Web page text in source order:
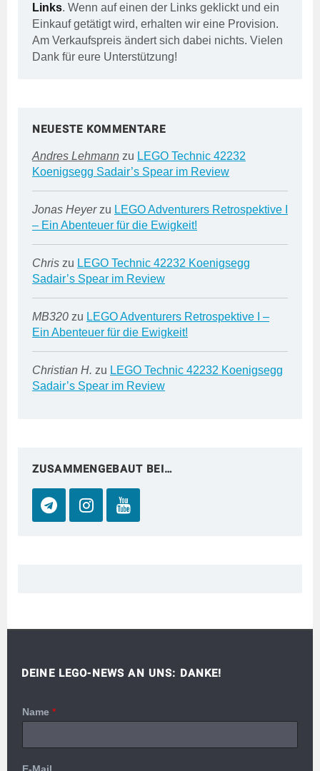
Links. Wenn auf einen der Links geklickt und ein
Einkauf getätigt wird, erhalten wir eine Provision.
Am Verkaufspreis ändert sich dabei nichts. Vielen
Dank für eure Unterstützung!
NEUESTE KOMMENTARE
Andres Lehmann zu LEGO Technic 42232
Koenigsegg Sadair’s Spear im Review
Jonas Heyerzu LEGO Adventurers Retrospektive I
– Ein Abenteuer für die Ewigkeit!
Chris zu LEGO Technic 42232 Koenigsegg
Sadair’s Spear im Review
MB320 zu LEGO Adventurers Retrospektive I –
Ein Abenteuer für die Ewigkeit!
Christian H. zu LEGO Technic 42232 Koenigsegg
Sadair’s Spear im Review
ZUSAMMENGEBAUT BEI…
DEINE LEGO-NEWS AN UNS: DANKE!
Name *
E-Mail